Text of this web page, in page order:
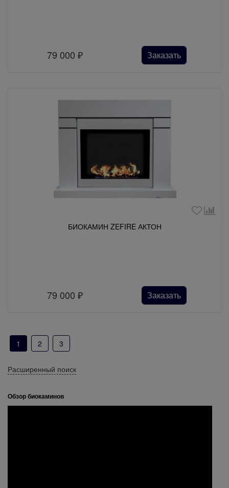
79 000₽ Заказать
БИОКАМИН ZEFIRE АКТОН
79 000₽ Заказать
1 2 3
Расширенный поиск
Обзор биокаминов